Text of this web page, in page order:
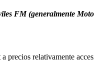
FM (generalmente
precios relativamente